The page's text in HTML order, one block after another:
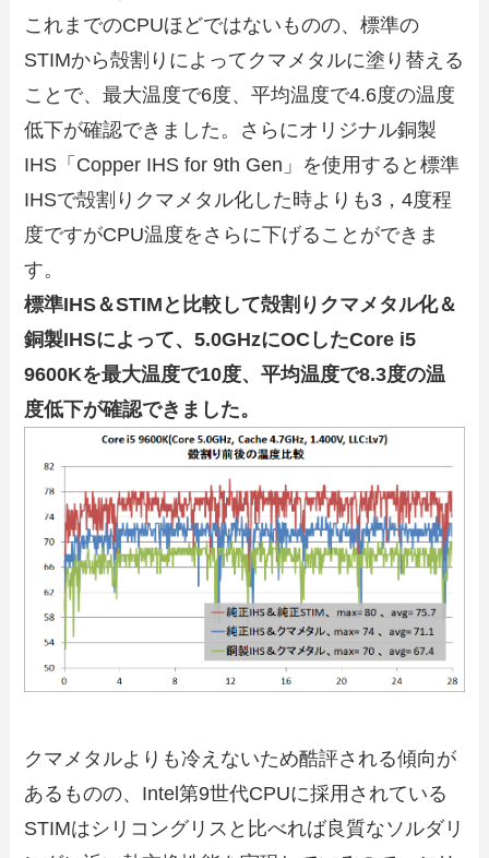
これまでのCPUほどではないものの、標準の
STIMから殻割りによってクマメタルに塗り替える
ことで、最大温度で6度、平均温度で4.6度の温度
低下が確認できました。さらにオリジナル銅製
IHS「Copper IHS for 9th Gen」を使用すると標準
IHSで殻割りクマメタル化した時よりも3，4度程
度ですがCPU温度をさらに下げることができま
す。
標準IHS＆STIMと比較して殻割りクマメタル化＆
銅製IHSによって、5.0GHzにOCしたCore i5
9600Kを最大温度で10度、平均温度で8.3度の温
度低下が確認できました。
クマメタルよりも冷えないため酷評される傾向が
あるものの、Intel第9世代CPUに採用されている
STIMはシリコングリスと比べれば良質なソルダリ